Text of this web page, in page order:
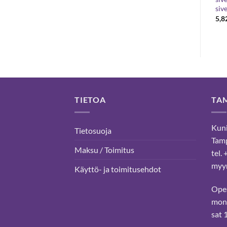
TIETOA
Tietosuoja
Maksu / Toimitus
Käyttö- ja toimitusehdot
tel.
sat